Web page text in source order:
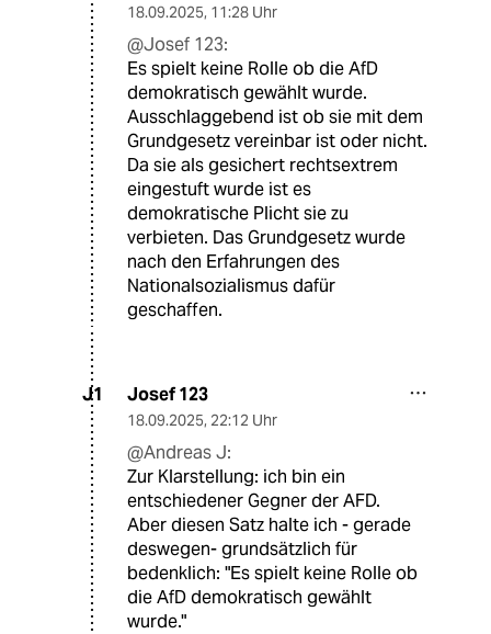
18.09.2025, 11:28 Uhr
@Josef 123:
Es spielt keine Rolle ob die AfD
demokratisch gewählt wurde.
Ausschlaggebend ist ob sie mit dem
Grundgesetz vereinbar ist oder nicht.
Da sie als gesichert rechtsextrem
eingestuft wurde ist es
demokratische Plicht sie zu
verbieten. Das Grundgesetz wurde
nach den Erfahrungen des
Nationalsozialismus dafür
geschaffen.
J1 Josef 123
18.09.2025, 22:12 Uhr
@Andreas J:
Zur Klarstellung: ich bin ein
entschiedener Gegner der AFD.
Aber diesen Satz halte ich - gerade
deswegen- grundsätzlich für
bedenklich: "Es spielt keine Rolle ob
die AfD demokratisch gewählt
wurde."